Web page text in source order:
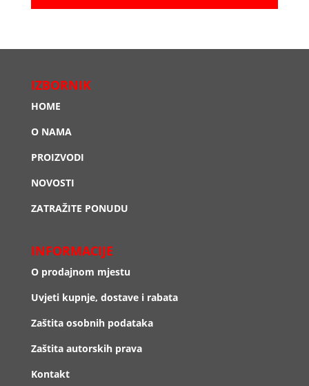
IZBORNIK
HOME
O NAMA
PROIZVODI
NOVOSTI
ZATRAŽITE PONUDU
INFORMACIJE
O prodajnom mjestu
Uvjeti kupnje, dostave i rabata
Zaštita osobnih podataka
Zaštita autorskih prava
Kontakt